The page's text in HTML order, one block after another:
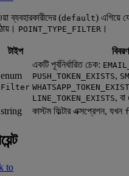
ব্যবহারকারীদের (default) এগিয়ে
POINT_TYPE_FILTER ।
টাইপ বিবরণ
enum
Filter
একটি পূর্বনির্ধারিত চেক:
PUSH_TOKEN_EXISTS,
LINE_TOKEN_EXISTS, বা
string কাস্টম ফিল্টার এক্সপ্রেশন, যখন
to